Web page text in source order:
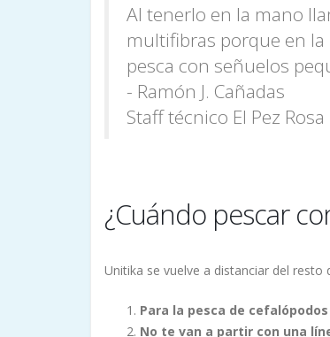
Al tenerlo en la mano
multifibras porque en la
pesca con señuelos
- Ramón J. Cañadas
Staff técnico El Pez Rosa
¿Cuándo pescar
Unitika se vuelve a distanciar del
Para la pesca de
No te van a partir con una